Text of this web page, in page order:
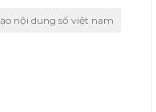
nội dung số việt nam